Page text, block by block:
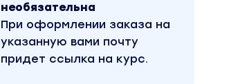
необязательна
При оформлении заказа на
указанную вами почту
придет ссылка на курс.